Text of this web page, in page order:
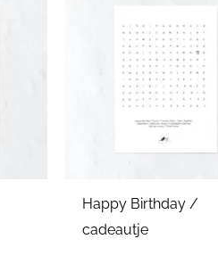
Happy Birthday /
cadeautje